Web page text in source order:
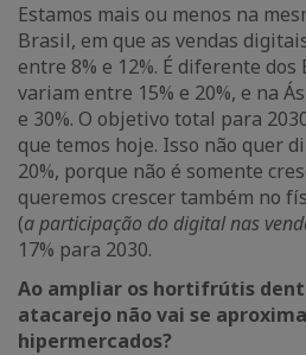
Estamos mais ou menos na
Brasil, em que as vendas
entre 8% e 12%. É diferente dos
variam entre 15% e 20%, e na
e 30%. O objetivo total para
que temos hoje. Isso não quer
20%, porque não é somente
queremos crescer também no
(a participação do digital nas
17% para 2030.
Ao ampliar os hortifrútis
atacarejo não vai se
hipermercados?